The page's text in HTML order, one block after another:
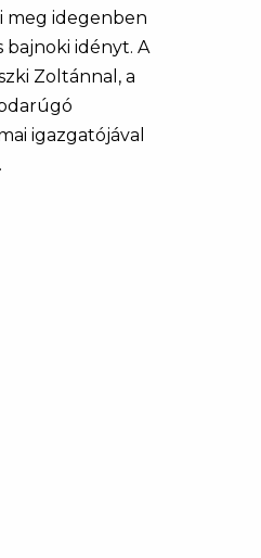
meg idegenben
bajnoki idényt. A
Zoltánnal, a
igazgatójával